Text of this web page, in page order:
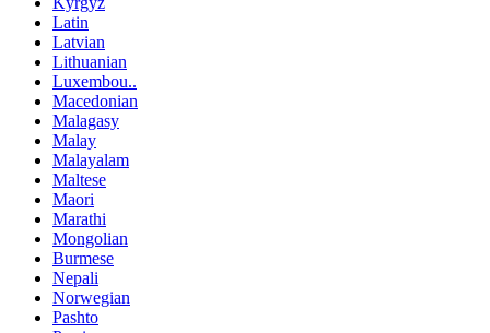
Latin
Latvian
Lithuanian
Luxembou..
Macedonian
Malagasy
Malay
Malayalam
Maltese
Maori
Marathi
Mongolian
Burmese
Nepali
Norwegian
Pashto